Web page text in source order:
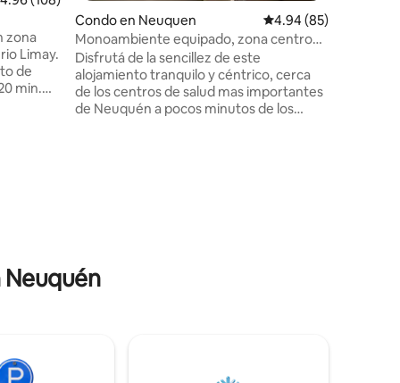
zona
Limay.
de
min.
Condo en Neuquen Calificación
4.94 (85)
Monoambiente equipado, zona centro
Neuquén.
Disfrutá de la sencillez de este
alojamiento tranquilo y céntrico, cerca
de los centros de salud mas importantes
de Neuquén a pocos minutos de los
Neuquén